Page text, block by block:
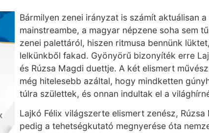
Bármilyen zenei irányzat is számít aktuálisan a
mainstreambe, a magyar népzene soha sem
zenei palettáról, hiszen ritmusa bennünk lüktet,
lelkünkből fakad. Gyönyörű bizonyíték erre
és Rúzsa Magdi duettje. A két elismert
még hitelesebb azáltal, hogy mindketten
túlra születtek, és onnan indultak el a
Lajkó Félix világszerte elismert zenész, Rúzsa
pedig a tehetségkutató megnyerése óta